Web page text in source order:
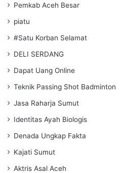
Pemkab Aceh Besar
piatu
#Satu Korban Selamat
DELI SERDANG
Dapat Uang Online
Teknik Passing Shot Badminton
Jasa Raharja Sumut
Identitas Ayah Biologis
Denada Ungkap Fakta
Kajati Sumut
Aktris Asal Aceh